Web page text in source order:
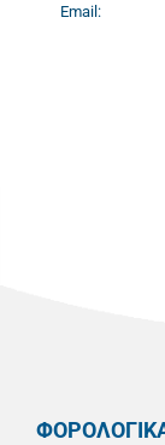
Email: